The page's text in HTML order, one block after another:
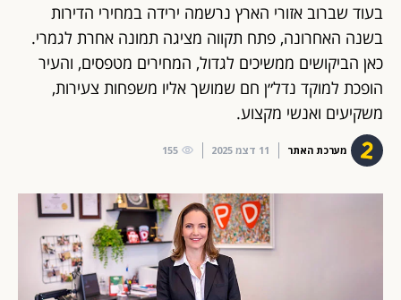
בעוד שברוב אזורי הארץ נרשמה ירידה במחירי הדירות
בשנה האחרונה, פתח תקווה מציגה תמונה אחרת לגמרי.
כאן הביקושים ממשיכים לגדול, המחירים מטפסים, והעיר
הופכת למוקד נדל״ן חם שמושך אליו משפחות צעירות,
משקיעים ואנשי מקצוע.
מערכת האתר 11 דצמ 2025 155